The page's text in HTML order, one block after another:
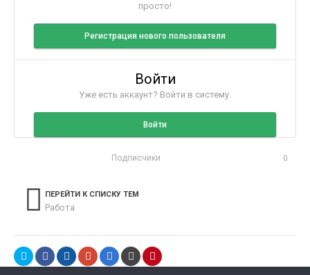
просто!
Регистрация нового пользователя
Войти
Уже есть аккаунт? Войти в систему.
Войти
Подписчики 0
ПЕРЕЙТИ К СПИСКУ ТЕМ
Работа